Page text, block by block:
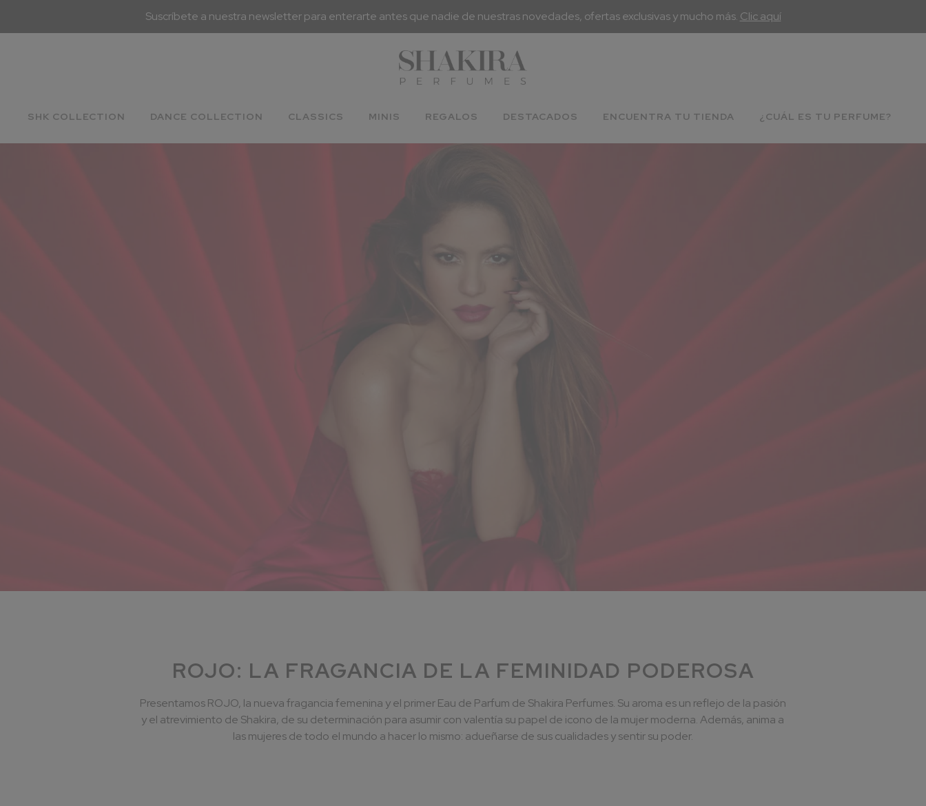
Suscríbete a nuestra newsletter para enterarte antes que nadie de nuestras novedades, ofertas exclusivas y mucho más. Clic aquí
SHK COLLECTION DANCE COLLECTION CLASSICS MINIS REGALOS DESTACADOS ENCUENTRA TU TIENDA ¿CUÁL ES TU PERFUME?
ROJO: LA FRAGANCIA DE LA FEMINIDAD PODEROSA
Presentamos ROJO, la nueva fragancia femenina y el primer Eau de Parfum de Shakira Perfumes. Su aroma es un reflejo de la pasión
y el atrevimiento de Shakira, de su determinación para asumir con valentía su papel de icono de la mujer moderna. Además, anima a
las mujeres de todo el mundo a hacer lo mismo: adueñarse de sus cualidades y sentir su poder.